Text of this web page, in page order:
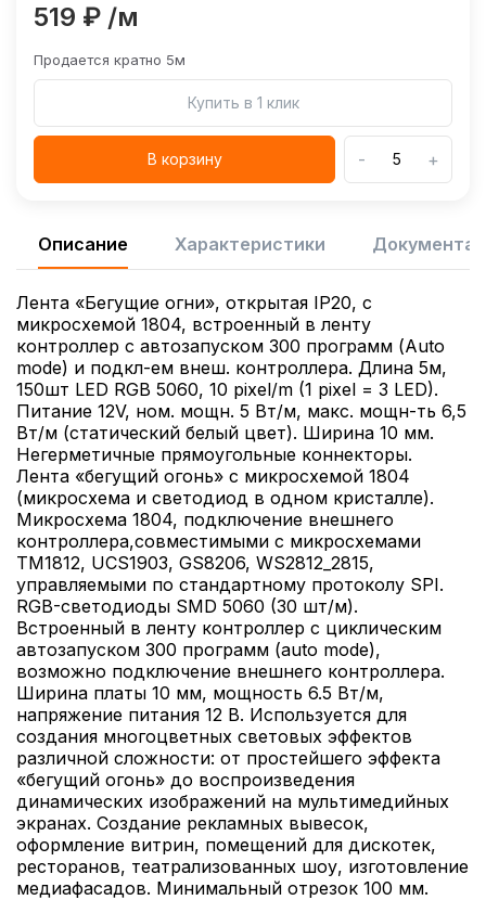
519 ₽ /м
Продается кратно 5м
Купить в 1 клик
В корзину - +
Описание Характеристики
Лента «Бегущие огни», открытая IP20, с
микросхемой 1804, встроенный в ленту
контроллер с автозапуском 300 программ (Auto
mode) и подкл-ем внеш. контроллера. Длина 5м,
150шт LED RGB 5060, 10 pixel/m (1 pixel = 3 LED).
Питание 12V, ном. мощн. 5 Вт/м, макс. мощн-ть 6,5
Вт/м (статический белый цвет). Ширина 10 мм.
Негерметичные прямоугольные коннекторы.
Лента «бегущий огонь» с микросхемой 1804
(микросхема и светодиод в одном кристалле).
Микросхема 1804, подключение внешнего
контроллера,совместимыми c микросхемами
TM1812, UCS1903, GS8206, WS2812_2815,
управляемыми по стандартному протоколу SPI.
RGB-светодиоды SMD 5060 (30 шт/м).
Встроенный в ленту контроллер с циклическим
автозапуском 300 программ (auto mode),
возможно подключение внешнего контроллера.
Ширина платы 10 мм, мощность 6.5 Вт/м,
напряжение питания 12 В. Используется для
создания многоцветных световых эффектов
различной сложности: от простейшего эффекта
«бегущий огонь» до воспроизведения
динамических изображений на мультимедийных
экранах. Создание рекламных вывесок,
оформление витрин, помещений для дискотек,
ресторанов, театрализованных шоу, изготовление
медиафасадов. Минимальный отрезок 100 мм.